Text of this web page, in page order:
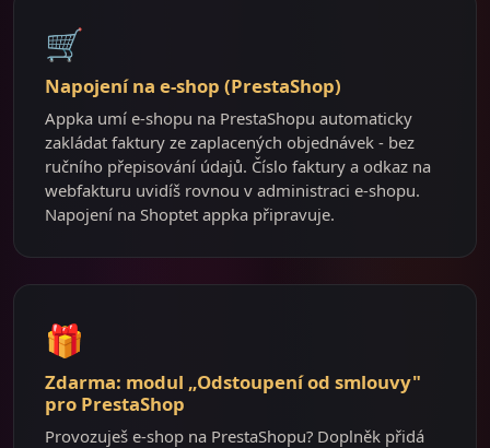
🛒
Napojení na e-shop (PrestaShop)
Appka umí e-shopu na PrestaShopu automaticky
zakládat faktury ze zaplacených objednávek - bez
ručního přepisování údajů. Číslo faktury a odkaz na
webfakturu uvidíš rovnou v administraci e-shopu.
Napojení na Shoptet appka připravuje.
🎁
Zdarma: modul „Odstoupení od smlouvy"
pro PrestaShop
Provozuješ e-shop na PrestaShopu? Doplněk přidá